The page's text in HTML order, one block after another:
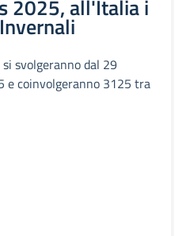
2025, all'Italia i
svolgeranno dal 29
e coinvolgeranno 3125 tra